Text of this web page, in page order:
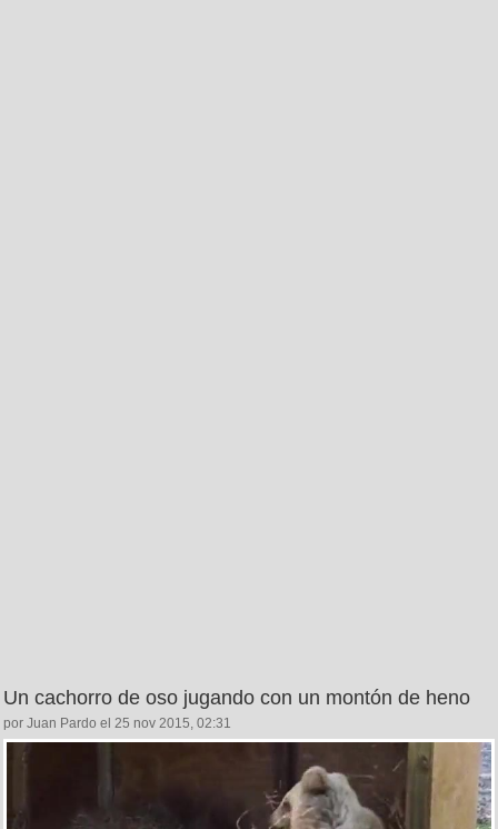
Un cachorro de oso jugando con un montón de heno
por Juan Pardo el 25 nov 2015, 02:31